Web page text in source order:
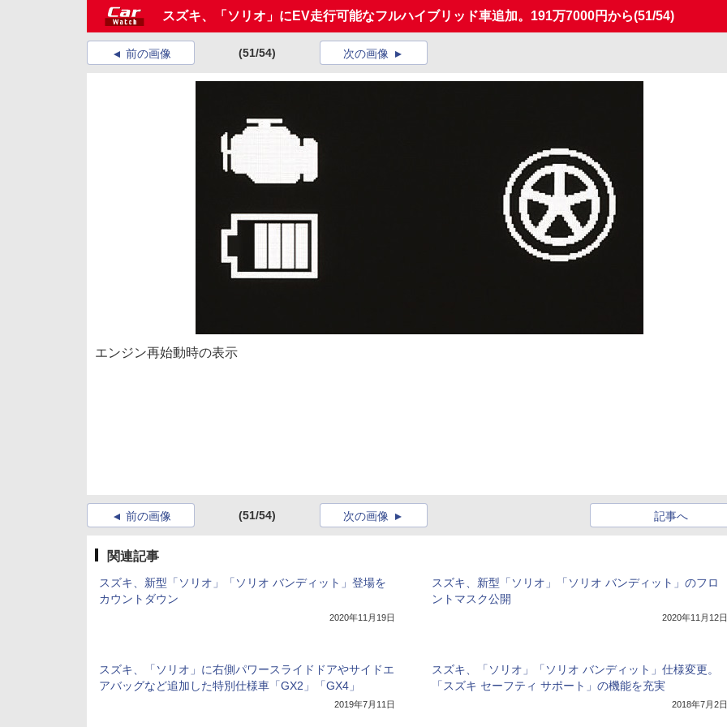
スズキ、「ソリオ」にEV走行可能なフルハイブリッド車追加。191万7000円から(51/54)
前の画像 (51/54) 次の画像
エンジン再始動時の表示
前の画像 (51/54) 記事へ
次の画像
関連記事
スズキ、新型「ソリオ」「ソリオ バンディット」登場を
カウントダウン
2020年11月19日
スズキ、新型「ソリオ」「ソリオ バンディット」のフロ
ントマスク公開
2020年11月12日
スズキ、「ソリオ」に右側パワースライドドアやサイドエ
アバッグなど追加した特別仕様車「GX2」「GX4」
2019年7月11日
スズキ、「ソリオ」「ソリオ バンディット」仕様変更。
「スズキ セーフティ サポート」の機能を充実
2018年7月2日